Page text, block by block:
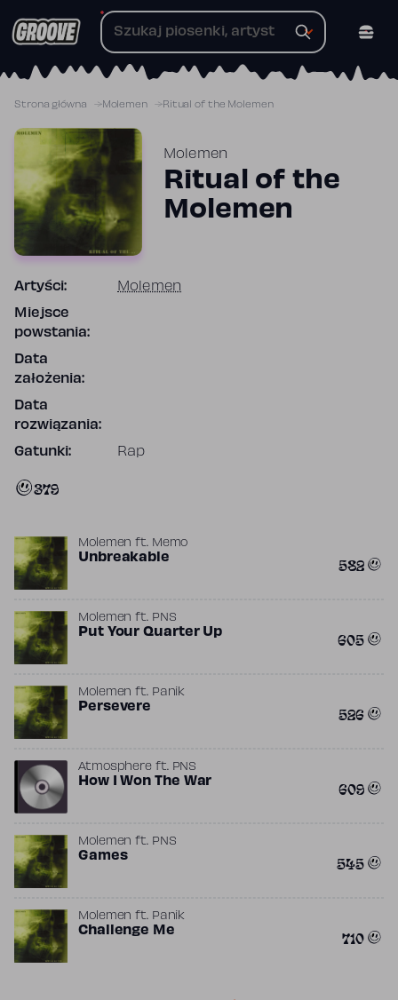
do
Strona główna Molemen Ritual of the Molemen
Molemen
Ritual of the
Molemen
Artyści: Molemen
Miejsce
powstania:
Data
założenia:
Data
rozwiązania:
Gatunki: Rap
379
Molemen ft. Memo
Unbreakable 582
Molemen ft. PNS
Put Your Quarter Up 605
Molemen ft. Panik
Persevere 526
Atmosphere ft. PNS
How I Won The War 609
Molemen ft. PNS
Games 545
Molemen ft. Panik
Challenge Me 710